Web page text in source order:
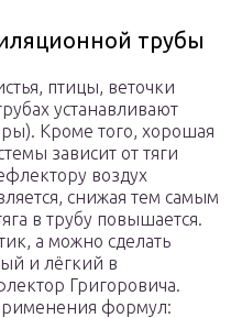
трубы
птицы, веточки
устанавливают
Кроме того, хорошая
зависит от тяги
воздух
снижая тем самым
в трубу повышается.
а можно сделать
и лёгкий в
Григоровича.
формул: